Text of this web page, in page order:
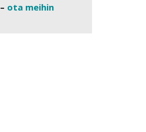
ota meihin